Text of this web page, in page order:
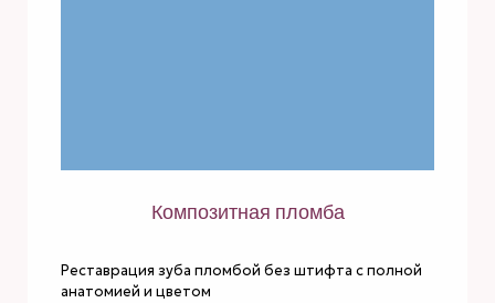
Композитная пломба
Реставрация зуба пломбой без штифта с полной
анатомией и цветом